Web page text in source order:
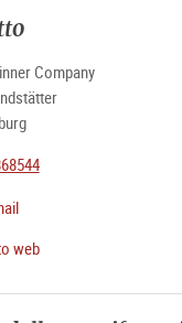
Company
web